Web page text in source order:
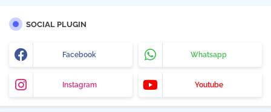
SOCIAL PLUGIN
Facebook Whatsapp
Instagram Youtube